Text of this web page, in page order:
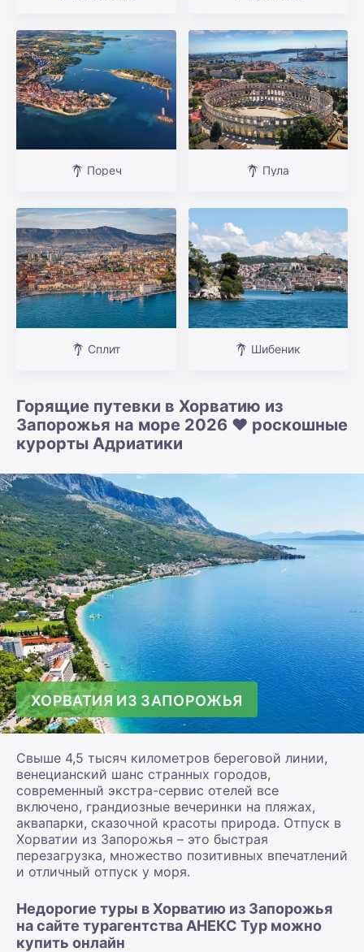
Пореч Пула
Сплит Шибеник
Горящие путевки в Хорватию из
Запорожья на море 2026 ❤️ роскошные
курорты Адриатики
ХОРВАТИЯ ИЗ ЗАПОРОЖЬЯ
Свыше 4,5 тысяч километров береговой линии,
венецианский шанс странных городов,
современный экстра-сервис отелей все
включено, грандиозные вечеринки на пляжах,
аквапарки, сказочной красоты природа. Отпуск в
Хорватии из Запорожья – это быстрая
перезагрузка, множество позитивных впечатлений
и отличный отпуск у моря.
Недорогие туры в Хорватию из Запорожья
на сайте турагентства АНЕКС Тур можно
купить онлайн